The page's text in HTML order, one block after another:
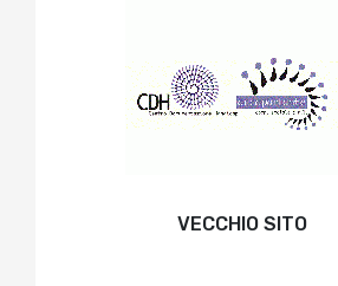
VECCHIO SITO